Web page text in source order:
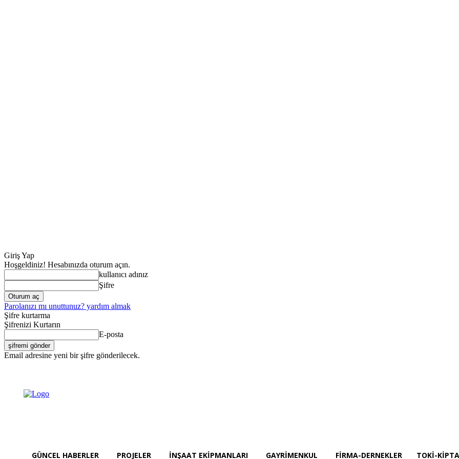
Giriş Yap
Hoşgeldiniz! Hesabınızda oturum açın.
kullanıcı adınız
Şifre
Parolanızı mı unuttunuz? yardım almak
Şifre kurtarma
Şifrenizi Kurtarın
E-posta
Email adresine yeni bir şifre gönderilecek.
GÜNCEL HABERLER PROJELER İNŞAAT EKIPMANLARI GAYRİMENKUL FIRMA-DERNEKLER TOKİ-